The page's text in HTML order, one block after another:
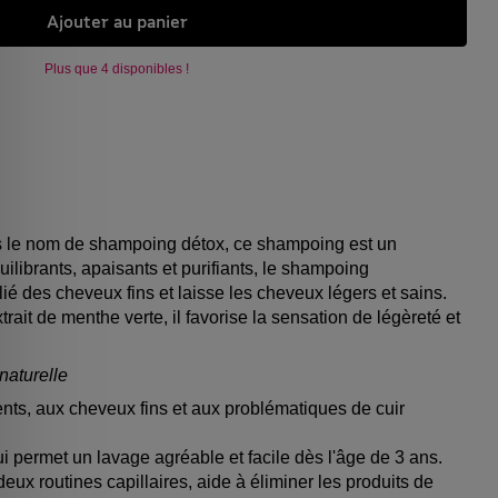
Ajouter au panier
Plus que 4 disponibles !
le nom de shampoing détox, ce shampoing est un
apaisants et purifiants, le shampoing
des cheveux fins et laisse les cheveux légers et sains.
de menthe verte, il favorise la sensation de légèreté et
aux cheveux fins et aux problématiques de cuir
permet un lavage agréable et facile dès l'âge de 3 ans.
routines capillaires, aide à éliminer les produits de